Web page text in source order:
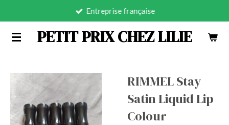
contenu
PETIT PRIX CHEZ LILIE
Entreprise française
RIMMEL Stay
Satin Liquid Lip
Colour